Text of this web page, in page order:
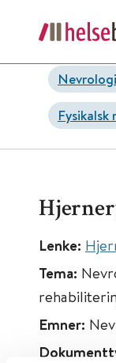
Nevrologi
Lenke:
Tema:
Emner: